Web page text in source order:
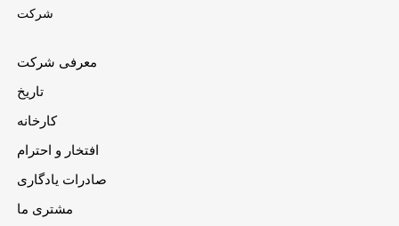
شرکت
معرفی شرکت
تاریخ
کارخانه
افتخار و احترام
صادرات یادگاری
مشتری ما